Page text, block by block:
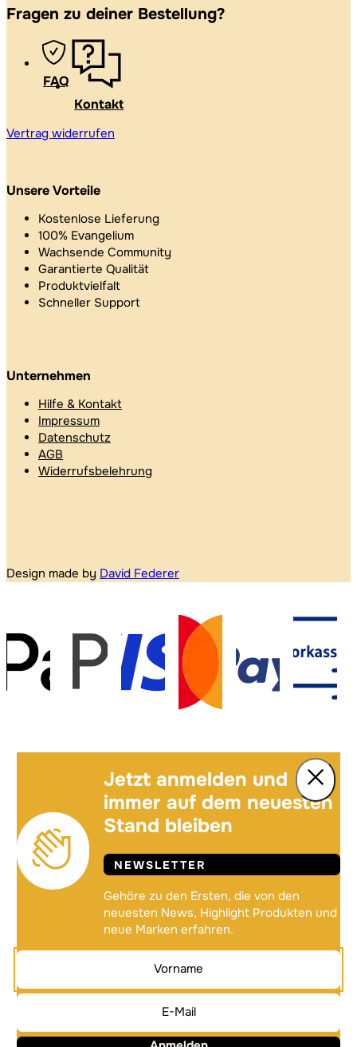
Fragen zu deiner Bestellung?
FAQ
Kontakt
Vertrag widerrufen
Unsere Vorteile
Kostenlose Lieferung
100% Evangelium
Wachsende Community
Garantierte Qualität
Produktvielfalt
Schneller Support
Unternehmen
Hilfe & Kontakt
Impressum
Datenschutz
AGB
Widerrufsbelehrung
Design made by David Federer
Jetzt anmelden und
immer auf dem neuesten
Stand bleiben
NEWSLETTER
Gehöre zu den Ersten, die von den
neuesten News, Highlight Produkten und
neue Marken erfahren.